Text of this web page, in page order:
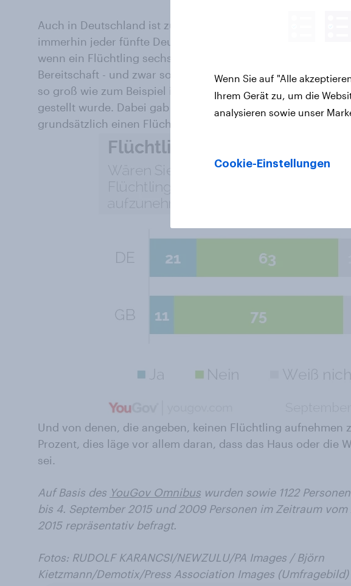
Auch in Deutschland ist zumindest die grundsätzliche
immerhin jeder fünfte Deutsche (21 Prozent) gibt an, nichts
wenn ein Flüchtling sechs Monate lang bei ihm wohnen
Bereitschaft - und zwar sowohl in West- wie auch in
so groß wie zum Beispiel in Großbritannien, wo die gleiche
gestellt wurde. Dabei gab allerdings nur jeder neunte
grundsätzlich einen Flüchtling aunehmen zu wollen.
Und von denen, die angeben, keinen Flüchtling aufnehmen
Prozent, dies läge vor allem daran, dass das Haus oder die
sei.
Auf Basis des YouGov Omnibus wurden sowie 1122
bis 4. September 2015 und2009 Personen im Zeitraum vom
2015 repräsentativ befragt.
Fotos: RUDOLF KARANCSI/NEWZULU/PA Images /Björn
Kietzmann/Demotix/Press Association Images (Umfragebild)
Wenn Sie auf "Alle
Ihrem Gerät zu, um die
analysieren sowie unser
Cookie-Einstellungen